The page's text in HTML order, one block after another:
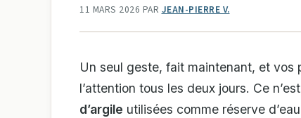
11 MARS 2026 PAR JEAN-PIERRE V.
Un seul geste, fait maintenant, et vos
l’attention tous les deux jours. Ce
d’argile utilisées comme réserve